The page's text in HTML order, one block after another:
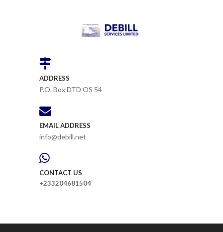
ADDRESS
P.O. Box DTD OS 54
EMAIL ADDRESS
info@debill.net
CONTACT US
+233204681504